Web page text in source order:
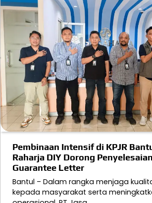
Pembinaan Intensif di KPJR
Raharja DIY Dorong
Guarantee Letter
Bantul – Dalam rangka menjaga
kepada masyarakat serta